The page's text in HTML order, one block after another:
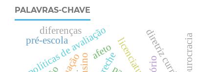
PALAVRAS-CHAVE
políticas de avaliaçãolicenciaturas
pré-escola
creche
diferenças
afeto burocracia